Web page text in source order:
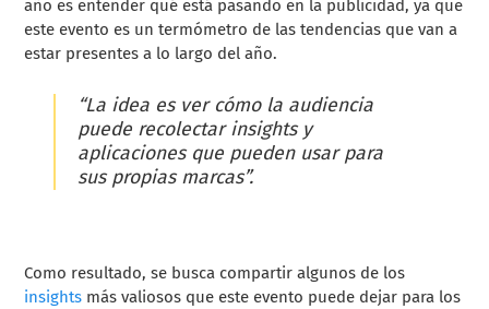
año es entender qué está pasando en la publicidad, ya que
este evento es un termómetro de las tendencias que van a
estar presentes a lo largo del año.
“La idea es ver cómo la audiencia
puede recolectar insights y
aplicaciones que pueden usar para
sus propias marcas”.
Como resultado, se busca compartir algunos de los
insights más valiosos que este evento puede dejar para los